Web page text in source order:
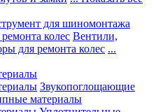
для шиномонтажа
колес Вентили,
для ремонта колес ...
Звукопоглощающие
материалы